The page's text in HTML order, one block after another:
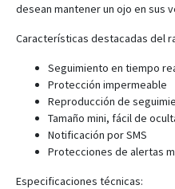
GS900
H29P
S20
desean mantener un ojo en sus
Características destacadas del
Seguimiento en tiempo
Protección impermeable
Reproducción de
Tamaño mini, fácil de
Notificación por SMS
Protecciones de alertas
Especificaciones técnicas: